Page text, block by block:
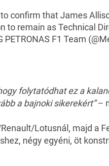
confirm that James
to remain as Technical
F1 Team
folytatódhat ez a
a bajnoki sikerekért”–
Lotusnál, majd a
négy egyéni, öt